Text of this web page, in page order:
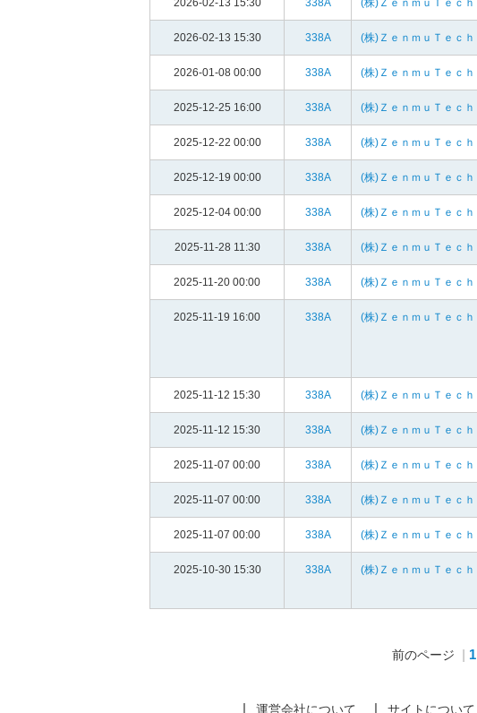
2026-02-13 15:30 338A (株)ＺｅｎｍｕＴｅｃｈ
2026-02-13 15:30 338A (株)ＺｅｎｍｕＴｅｃｈ
2026-01-08 00:00 338A (株)ＺｅｎｍｕＴｅｃｈ
2025-12-25 16:00 338A (株)ＺｅｎｍｕＴｅｃｈ
2025-12-22 00:00 338A (株)ＺｅｎｍｕＴｅｃｈ
2025-12-19 00:00 338A (株)ＺｅｎｍｕＴｅｃｈ
2025-12-04 00:00 338A (株)ＺｅｎｍｕＴｅｃｈ
2025-11-28 11:30 338A (株)ＺｅｎｍｕＴｅｃｈ
2025-11-20 00:00 338A (株)ＺｅｎｍｕＴｅｃｈ
2025-11-19 16:00 338A (株)ＺｅｎｍｕＴｅｃｈ
2025-11-12 15:30 338A (株)ＺｅｎｍｕＴｅｃｈ
2025-11-12 15:30 338A (株)ＺｅｎｍｕＴｅｃｈ
2025-11-07 00:00 338A (株)ＺｅｎｍｕＴｅｃｈ
2025-11-07 00:00 338A (株)ＺｅｎｍｕＴｅｃｈ
2025-11-07 00:00 338A (株)ＺｅｎｍｕＴｅｃｈ
2025-10-30 15:30 338A (株)ＺｅｎｍｕＴｅｃｈ
前のページ 1
運営会社について サイトについて